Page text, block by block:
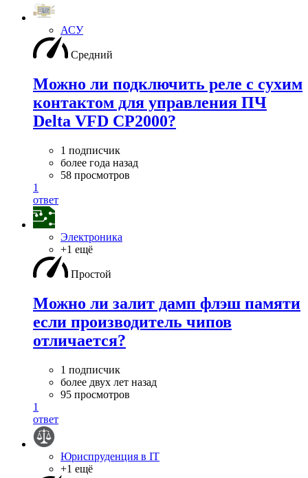
АСУ
Средний
Можно ли подключить реле с сухим
контактом для управления ПЧ
Delta VFD CP2000?
1 подписчик
более года назад
58 просмотров
1
ответ
Электроника
+1 ещё
Простой
Можно ли залит дамп флэш памяти
если производитель чипов
отличается?
1 подписчик
более двух лет назад
95 просмотров
1
ответ
Юриспруденция в IT
+1 ещё